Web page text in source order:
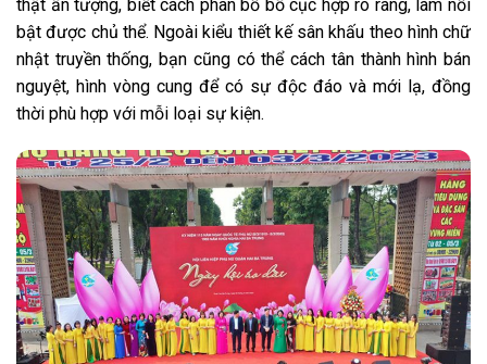
thật ấn tượng, biết cách phân bổ bố cục hợp rõ ràng, làm nổi
bật được chủ thể. Ngoài kiểu thiết kế sân khấu theo hình chữ
nhật truyền thống, bạn cũng có thể cách tân thành hình bán
nguyệt, hình vòng cung để có sự độc đáo và mới lạ, đồng
thời phù hợp với mỗi loại sự kiện.